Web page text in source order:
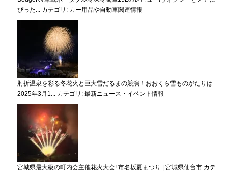
ぴった...
カテゴリ: カー用品や自動車関連情報
肘折温泉を彩る冬花火と巨大雪だるまの競演！おおくら雪ものがたりは
2025年3月1...
カテゴリ: 最新ニュース・イベント情報
宮城県最大級の町内会主催花火大会! 市名坂夏まつり | 宮城県仙台市 カテ